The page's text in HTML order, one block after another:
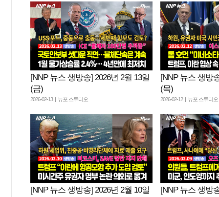
[NNP 뉴스 생방송] 2026년 2월 13일
(금)
2026-02-13 | 뉴포 스튜디오
[NNP 뉴스 생방
(목)
2026-02-12 | 뉴포 스튜디오
[NNP 뉴스 생방송] 2026년 2월 10일
[NNP 뉴스 생방